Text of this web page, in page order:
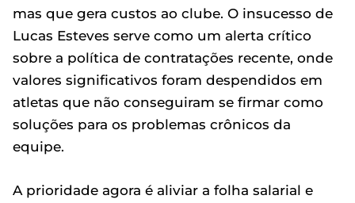
mas que gera custos ao clube. O insucesso de
Lucas Esteves serve como um alerta crítico
sobre a política de contratações recente, onde
valores significativos foram despendidos em
atletas que não conseguiram se firmar como
soluções para os problemas crônicos da
equipe.
A prioridade agora é aliviar a folha salarial e